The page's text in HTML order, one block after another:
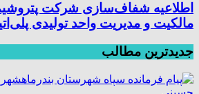
اطلاعیه شفاف‌سازی شرکت
مالکیت و مدیریت واحد تولیدی
جدیدترین مطالب